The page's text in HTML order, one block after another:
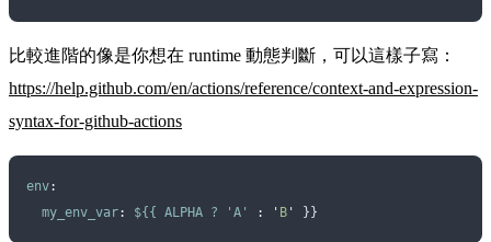
比較進階的像是你想在 runtime 動態判斷，可以這樣子寫：
https://help.github.com/en/actions/reference/context-and-expression-
syntax-for-github-actions
env:
  my_env_var
: ${{ ALPHA ? 'A' : ' B ' }}